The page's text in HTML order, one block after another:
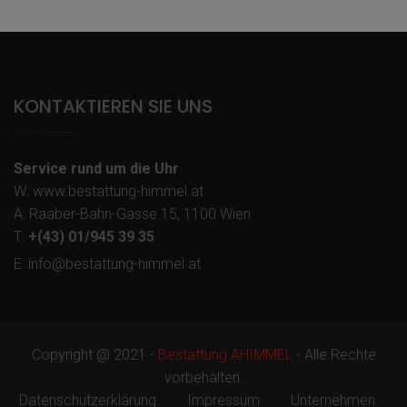
KONTAKTIEREN SIE UNS
Service rund um die Uhr
W: www.bestattung-himmel.at
A: Raaber-Bahn-Gasse 15, 1100 Wien
T: +(43) 01/945 39 35
E: info@bestattung-himmel.at
Copyright @ 2021 - Bestattung AHIMMEL- Alle Rechte
vorbehalten.
Datenschutzerklärung
Impressum Unternehmen